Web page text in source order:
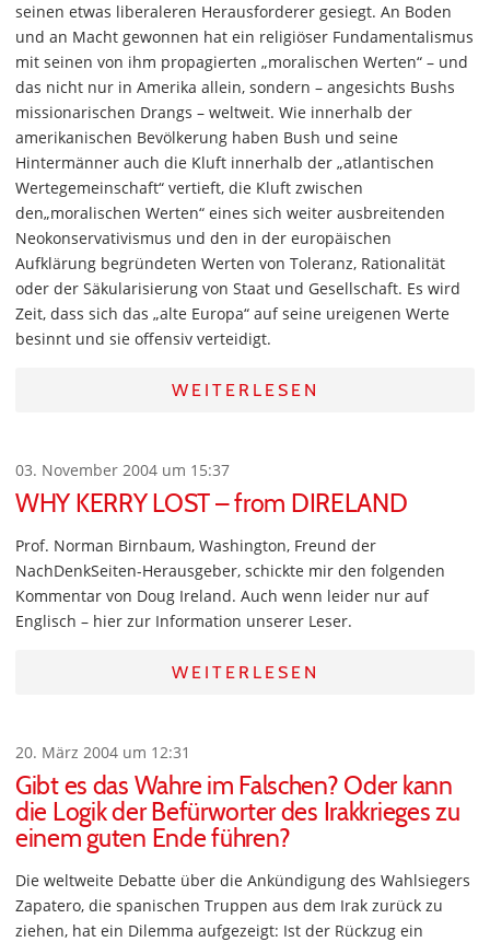
seinen etwas liberaleren Herausforderer gesiegt. An Boden
und an Macht gewonnen hat ein religiöser Fundamentalismus
mit seinen von ihm propagierten „moralischen Werten“ – und
das nicht nur in Amerika allein, sondern – angesichts Bushs
missionarischen Drangs – weltweit. Wie innerhalb der
amerikanischen Bevölkerung haben Bush und seine
Hintermänner auch die Kluft innerhalb der „atlantischen
Wertegemeinschaft“ vertieft, die Kluft zwischen
den„moralischen Werten“ eines sich weiter ausbreitenden
Neokonservativismus und den in der europäischen
Aufklärung begründeten Werten von Toleranz, Rationalität
oder der Säkularisierung von Staat und Gesellschaft. Es wird
Zeit, dass sich das „alte Europa“ auf seine ureigenen Werte
besinnt und sie offensiv verteidigt.
WEITERLESEN
03. November 2004 um 15:37
WHY KERRY LOST – from DIRELAND
Prof. Norman Birnbaum, Washington, Freund der
NachDenkSeiten-Herausgeber, schickte mir den folgenden
Kommentar von Doug Ireland. Auch wenn leider nur auf
Englisch – hier zur Information unserer Leser.
WEITERLESEN
20. März 2004 um 12:31
Gibt es das Wahre im Falschen? Oder kann
die Logik der Befürworter des Irakkrieges zu
einem guten Ende führen?
Die weltweite Debatte über die Ankündigung des Wahlsiegers
Zapatero, die spanischen Truppen aus dem Irak zurück zu
ziehen, hat ein Dilemma aufgezeigt: Ist der Rückzug ein